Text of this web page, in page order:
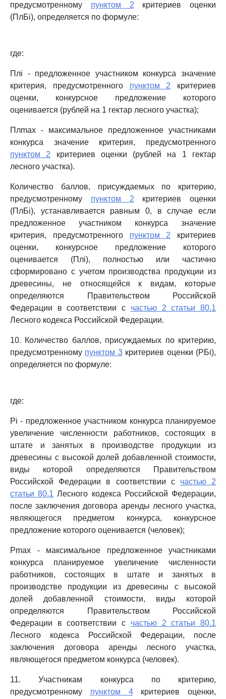
предусмотренному пунктом 2 критериев оценки
(ПлБi), определяется по формуле:
где:
Плi - предложенное участником конкурса значение
критерия, предусмотренного пунктом 2 критериев
оценки, конкурсное предложение которого
оценивается (рублей на 1 гектар лесного участка);
Плmax - максимальное предложенное участниками
конкурса значение критерия, предусмотренного
пунктом 2 критериев оценки (рублей на 1 гектар
лесного участка).
Количество баллов, присуждаемых по критерию,
предусмотренному пунктом 2 критериев оценки
(ПлБi), устанавливается равным 0, в случае если
предложенное участником конкурса значение
критерия, предусмотренного пунктом 2 критериев
оценки, конкурсное предложение которого
оценивается (Плi), полностью или частично
сформировано с учетом производства продукции из
древесины, не относящейся к видам, которые
определяются Правительством Российской
Федерации в соответствии с частью 2 статьи 80.1
Лесного кодекса Российской Федерации.
10. Количество баллов, присуждаемых по критерию,
предусмотренному пунктом 3критериев оценки (РБi),
определяется по формуле:
где:
Рi - предложенное участником конкурса планируемое
увеличение численности работников, состоящих в
штате и занятых в производстве продукции из
древесины с высокой долей добавленной стоимости,
виды которой определяются Правительством
Российской Федерации в соответствии с частью 2
статьи 80.1 Лесного кодекса Российской Федерации,
после заключения договора аренды лесного участка,
являющегося предметом конкурса, конкурсное
предложение которого оценивается (человек);
Рmax - максимальное предложенное участниками
конкурса планируемое увеличение численности
работников, состоящих в штате и занятых в
производстве продукции из древесины с высокой
долей добавленной стоимости, виды которой
определяются Правительством Российской
Федерации в соответствии с частью 2 статьи 80.1
Лесного кодекса Российской Федерации, после
заключения договора аренды лесного участка,
являющегося предметом конкурса (человек).
11. Участникам конкурса по критерию,
предусмотренному пунктом 4критериев оценки,